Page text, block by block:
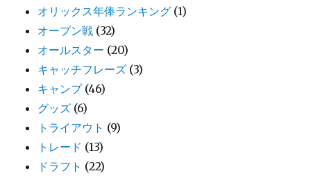
オリックス年俸ランキング (1)
オープン戦 (32)
オールスター (20)
キャッチフレーズ (3)
キャンプ(46)
グッズ (6)
トライアウト (9)
トレード (13)
ドラフト (22)